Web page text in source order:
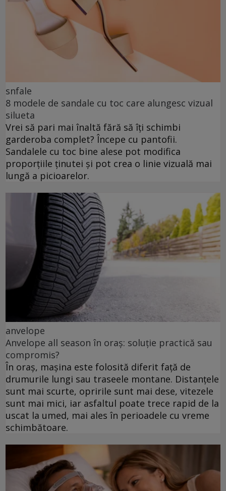
snfale
8 modele de sandale cu toc care alungesc vizual
silueta
Vrei să pari mai înaltă fără să îți schimbi
garderoba complet? Începe cu pantofii.
Sandalele cu toc bine alese pot modifica
proporțiile ținutei și pot crea o linie vizuală mai
lungă a picioarelor.
anvelope
Anvelope all season în oraș: soluție practică sau
compromis?
În oraș, mașina este folosită diferit față de
drumurile lungi sau traseele montane. Distanțele
sunt mai scurte, opririle sunt mai dese, vitezele
sunt mai mici, iar asfaltul poate trece rapid de la
uscat la umed, mai ales în perioadele cu vreme
schimbătoare.